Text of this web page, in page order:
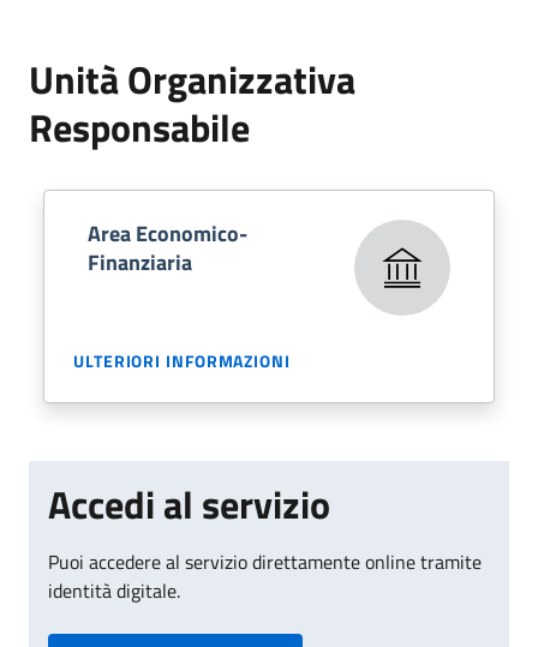
Unità Organizzativa
Responsabile
Area Economico-
Finanziaria
ULTERIORI INFORMAZIONI
Accedi al servizio
Puoi accedere al servizio direttamente online tramite
identità digitale.